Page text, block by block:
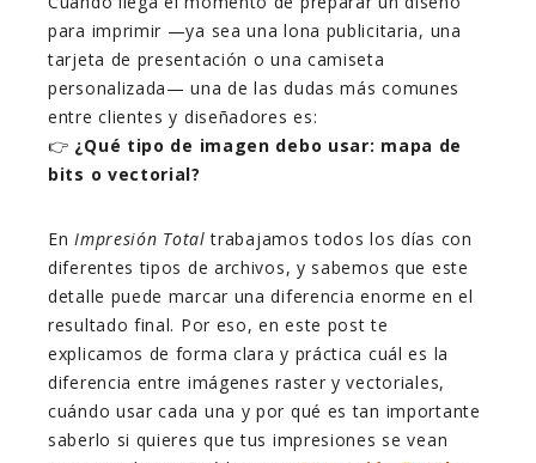
para imprimir —ya sea una lona publicitaria, una
tarjeta de presentación o una camiseta
personalizada— una de las dudas más comunes
entre clientes y diseñadores es:
👉 ¿Qué tipo de imagen debo usar: mapa de
bits o vectorial?
En Impresión Total trabajamos todos los días con
diferentes tipos de archivos, y sabemos que este
detalle puede marcar una diferencia enorme en el
resultado final. Por eso, en este post te
explicamos de forma clara y práctica cuál es la
diferencia entre imágenes raster y vectoriales,
cuándo usar cada una y por qué es tan importante
saberlo si quieres que tus impresiones se vean